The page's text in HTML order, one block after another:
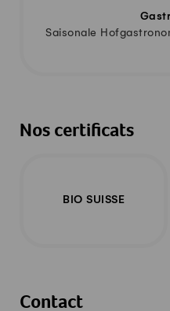
Saisonale
Nos certificats
BIO SUISSE
Contact